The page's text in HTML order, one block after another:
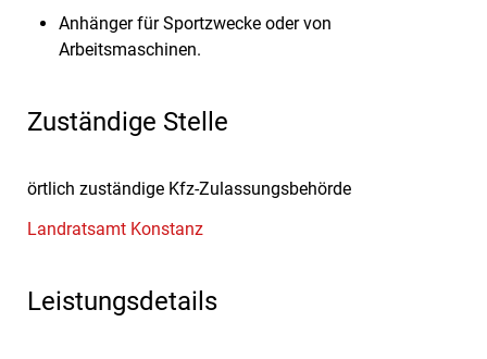
Anhänger für Sportzwecke oder von
Arbeitsmaschinen.
Zuständige Stelle
örtlich zuständige Kfz-Zulassungsbehörde
Landratsamt Konstanz
Leistungsdetails